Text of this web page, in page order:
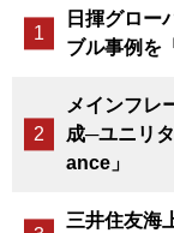
日揮グロー
ブル事例を
メインフレ
成─ユニリ
ance」
三井住友海